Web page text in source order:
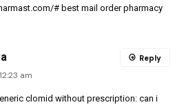
# best mail order pharmacy
am
clomid without prescription: can i
Reply